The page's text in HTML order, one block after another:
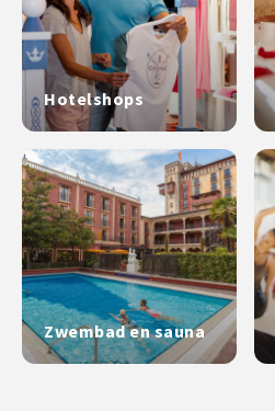
Hotelshops
Zwembad en sauna